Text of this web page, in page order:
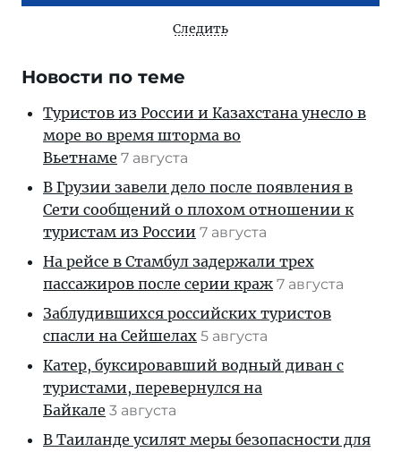
Следить
Новости по теме
Туристов из России и Казахстана унесло в
море во время шторма во
Вьетнаме 7 августа
В Грузии завели дело после появления в
Сети сообщений о плохом отношении к
туристам из России 7 августа
На рейсе в Стамбул задержали трех
пассажиров после серии краж 7 августа
Заблудившихся российских туристов
спасли на Сейшелах 5 августа
Катер, буксировавший водный диван с
туристами, перевернулся на
Байкале 3 августа
В Таиланде усилят меры безопасности для